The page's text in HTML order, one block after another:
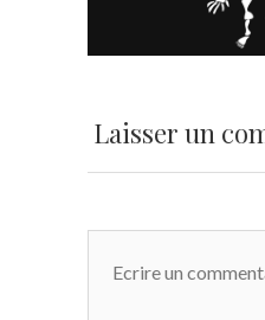
Laisser un